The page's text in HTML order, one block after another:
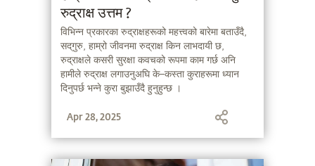
रुद्राक्ष उत्तम ?
विभिन्न प्रकारका रुद्राक्षहरूको महत्त्वको बारेमा बताउँदै,
सद्‌गुरु, हाम्रो जीवनमा रुद्राक्ष किन लाभदायी छ,
रुद्राक्षले कसरी सुरक्षा कवचको रूपमा काम गर्छ अनि
हामीले रुद्राक्ष लगाउनुअघि के–कस्ता कुराहरूमा ध्यान
दिनुपर्छ भन्ने कुरा बुझाउँदै हुनुहुन्छ ।
Apr 28, 2025